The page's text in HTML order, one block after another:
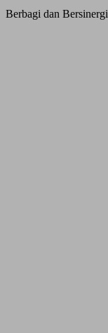
Berbagi dan Bersinergi